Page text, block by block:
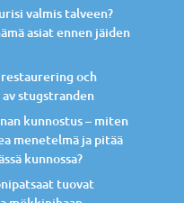
valmis talveen?
asiat ennen jäiden
och
stugstranden
kunnostus – miten
menetelmä ja pitää
kunnossa?
tuovat